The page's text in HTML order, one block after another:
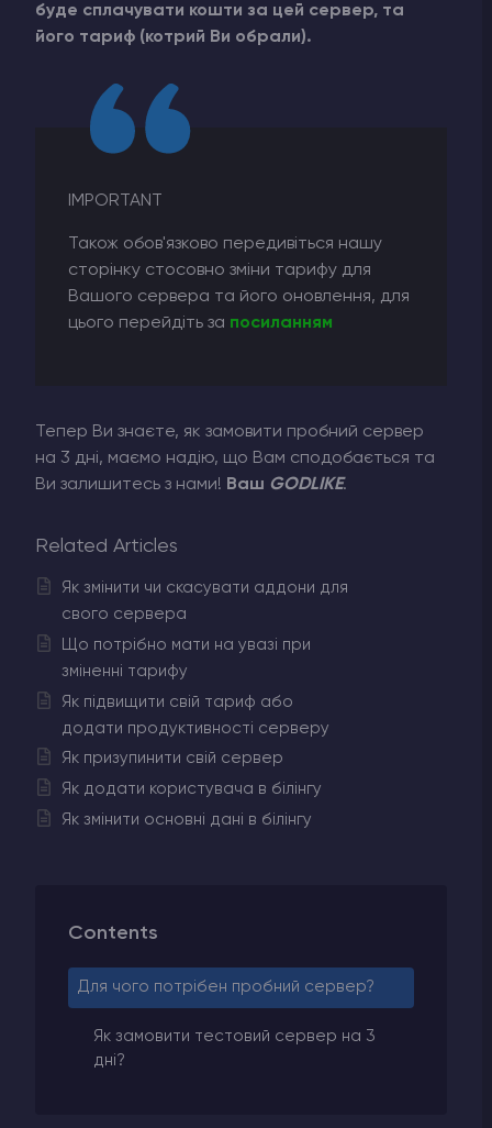
буде сплачувати кошти за цей сервер, та
його тариф (котрий Ви обрали).
IMPORTANT
Також обов'язково передивіться нашу
сторінку стосовно зміни тарифу для
Вашого сервера та його оновлення, для
цього перейдіть за посиланням
Тепер Ви знаєте, як замовити пробний сервер
на 3 дні, маємо надію, що Вам сподобається та
Ви залишитесь з нами! Ваш GODLIKE.
Related Articles
Як змінити чи скасувати аддони для
свого сервера
Що потрібно мати на увазі при
зміненні тарифу
Як підвищити свій тариф або
додати продуктивності серверу
Як призупинити свій сервер
Як додати користувача в білінгу
Як змінити основні дані в білінгу
Contents
Для чого потрібен пробний сервер?
Як замовити тестовий сервер на 3
дні?